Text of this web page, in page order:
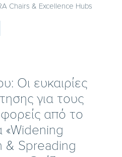
Chairs & Excellence Hubs
Oι ευκαιρίες
για τους
φορείς από το
& Spreading